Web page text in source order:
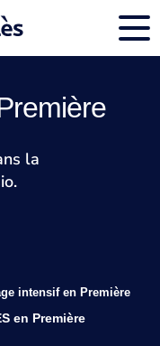
la
intensif en Première
en Première